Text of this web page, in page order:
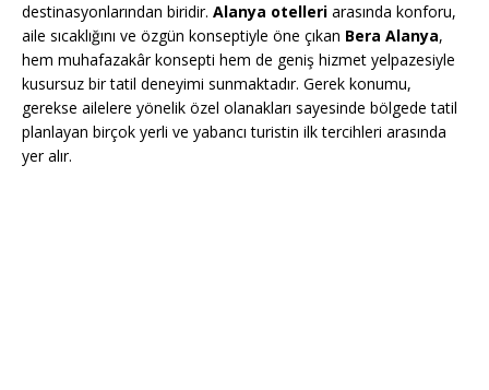
destinasyonlarından biridir. Alanya otelleri arasında konforu,
aile sıcaklığını ve özgün konseptiyle öne çıkan Bera Alanya,
hem muhafazakâr konsepti hem de geniş hizmet yelpazesiyle
kusursuz bir tatil deneyimi sunmaktadır. Gerek konumu,
gerekse ailelere yönelik özel olanakları sayesinde bölgede tatil
planlayan birçok yerli ve yabancı turistin ilk tercihleri arasında
yer alır.